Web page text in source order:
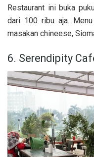
Restaurant ini buka
dari 100 ribu aja.
masakan chineese,
6. Serendipity